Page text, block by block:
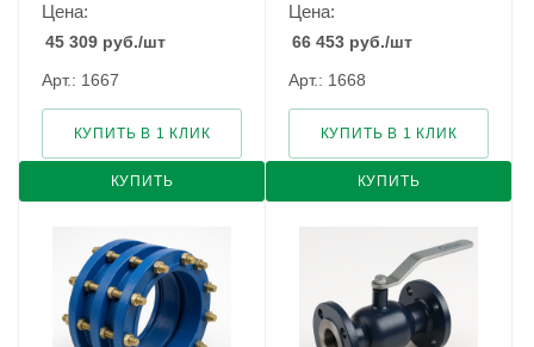
Цена:
45 309 руб./шт
Арт.: 1667
КУПИТЬ
КУПИТЬ В 1 КЛИК
Цена:
66 453 руб./шт
Арт.: 1668
КУПИТЬ
КУПИТЬ В 1 КЛИК